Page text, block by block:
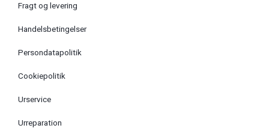
Fragt og levering
Handelsbetingelser
Persondatapolitik
Cookiepolitik
Urservice
Urreparation